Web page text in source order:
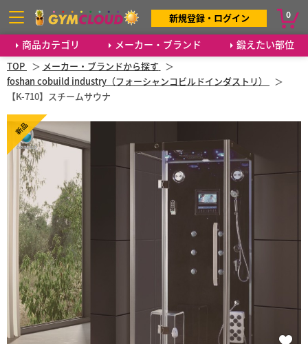
商品カテゴリ メーカー・ブランド 鍛えたい部位
新規登録・ログイン 0
TOP
メーカー・ブランドから探す
foshan cobuild industry（フォーシャンコビルドインダストリ）
【K-710】スチームサウナ
新品